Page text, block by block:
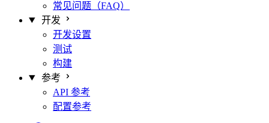
常见问题（FAQ）
开发
开发设置
测试
构建
参考
API 参考
配置参考